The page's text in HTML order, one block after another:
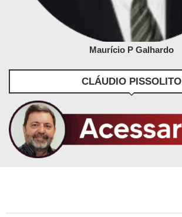
Maurício P Galhardo
CLÁUDIO PISSOLITO